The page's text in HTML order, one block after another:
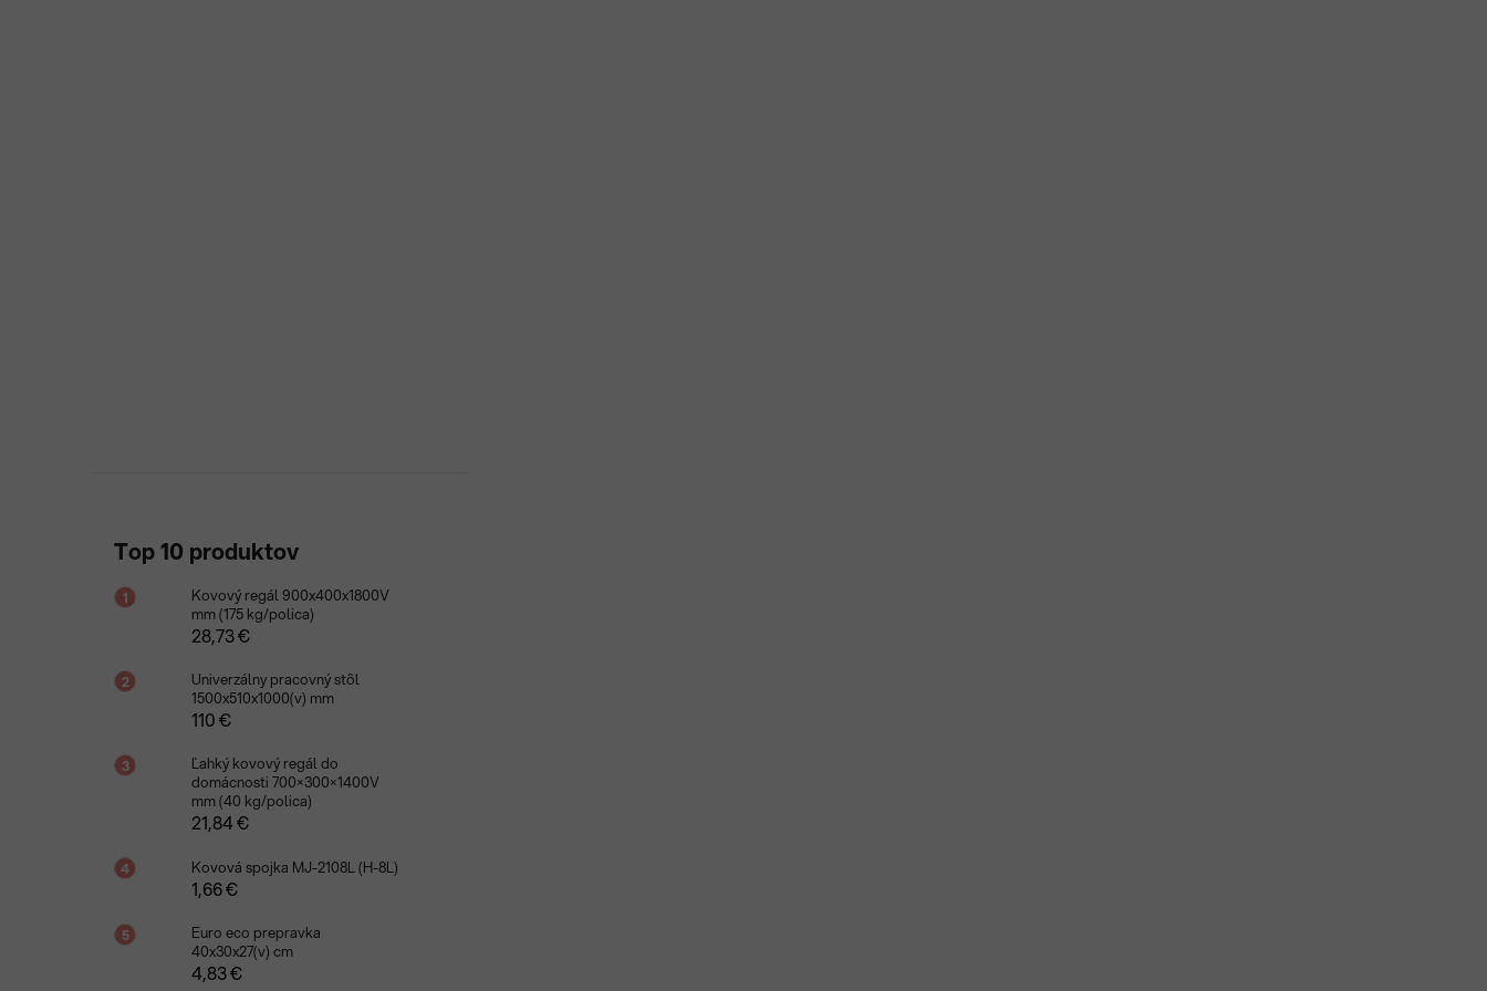
Top 10 produktov
Kovový regál 900x400x1800V
mm (175 kg/polica)
28,73 €
Univerzálny pracovný stôl
1500x510x1000(v) mm
110 €
Ľahký kovový regál do
domácnosti 700×300×1400V
mm (40 kg/polica)
21,84 €
Kovová spojka MJ-2108L (H-8L)
1,66 €
Euro eco prepravka
40x30x27(v) cm
4,83 €